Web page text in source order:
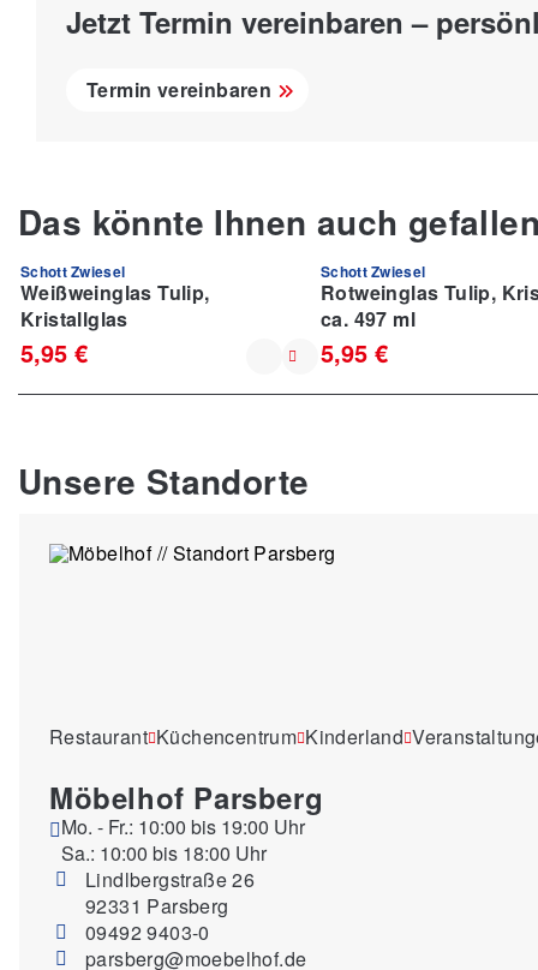
Jetzt Termin vereinbaren –
Termin vereinbaren
Das könnte Ihnen auch
Schott Zwiesel
Weißweinglas Tulip,
Kristallglas
5,95 €
Schott Zwiesel
Rotweinglas Tulip,
ca. 497 ml
5,95 €
Unsere Standorte
Restaurant Küchencentrum Kinderland
Möbelhof Parsberg
Mo. - Fr.: 10:00 bis 19:00 Uhr
Sa.: 10:00 bis 18:00 Uhr
Lindlbergstraße 26
92331 Parsberg
09492 9403-0
parsberg@moebelhof.de